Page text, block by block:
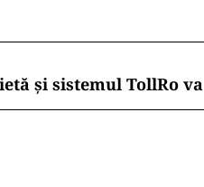
și sistemul TollRo va